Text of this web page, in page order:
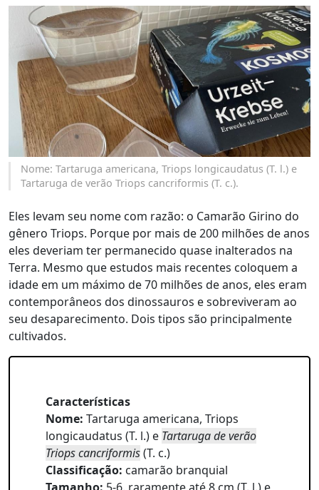
Nome: Tartaruga americana, Triops longicaudatus (T. l.) e
Tartaruga de verão Triops cancriformis (T. c.).
Eles levam seu nome com razão: o Camarão Girino do
gênero Triops. Porque por mais de 200 milhões de anos
eles deveriam ter permanecido quase inalterados na
Terra. Mesmo que estudos mais recentes coloquem a
idade em um máximo de 70 milhões de anos, eles eram
contemporâneos dos dinossauros e sobreviveram ao
seu desaparecimento. Dois tipos são principalmente
cultivados.
Características
Nome: Tartaruga americana, Triops
longicaudatus (T. l.) e Tartaruga de verão
Triops cancriformis(T. c.)
Classificação: camarão branquial